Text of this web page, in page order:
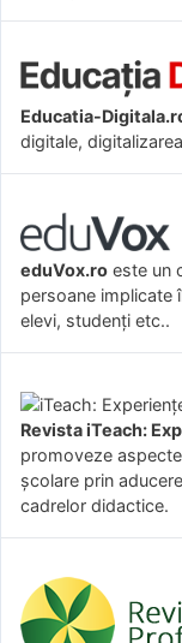
Educatia-
digitale,
eduVox.ro este un
persoane implicate
elevi, studenți etc..
Revista iTeach:
promoveze
şcolare prin
cadrelor didactice.